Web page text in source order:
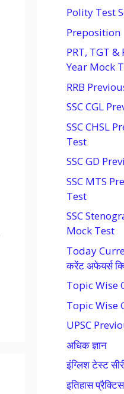
Polity Test
Preposition
PRT, TGT
Year Mock
RRB
SSC CGL
SSC CHSL
Test
SSC GD
SSC MTS
Test
SSC
Mock Test
Today
करेंट अफेयर्स
Topic Wise
Topic Wise
UPSC
अधिक ज्ञान
इंग्लिश टेस्ट
इतिहास